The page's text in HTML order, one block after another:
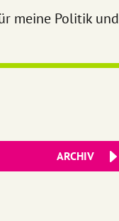
meine Politik
ARCHIV